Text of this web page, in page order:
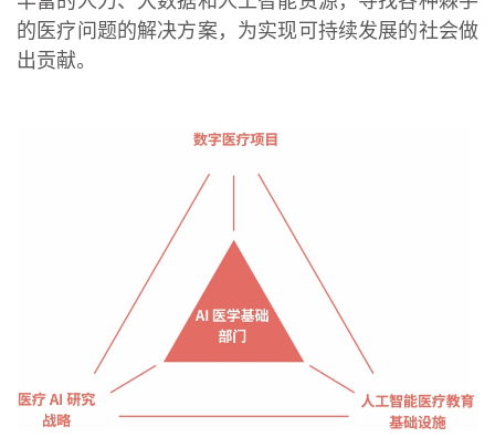
的医疗问题的解决方案，为实现可持续发展的社会做
出贡献。